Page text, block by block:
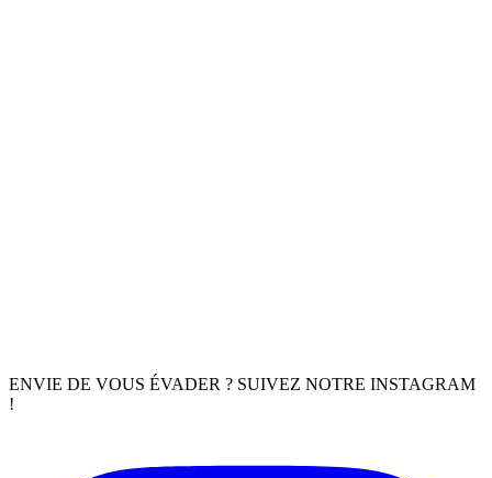
ENVIE DE VOUS ÉVADER ? SUIVEZ NOTRE INSTAGRAM
!